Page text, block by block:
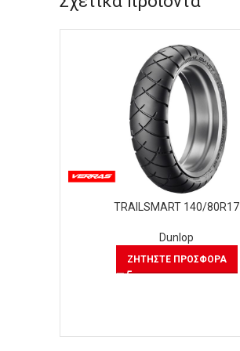
TRAILSMART 140/80R17
Dunlop
ΖΗΤΉΣΤΕ ΠΡΟΣΦΟΡΆ